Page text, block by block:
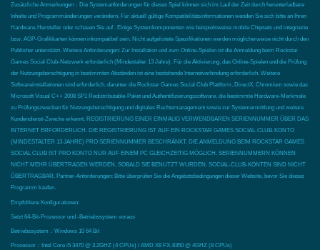
Zusätzliche Anmerkungen：Die Systemanforderungen für dieses Spiel können sich im Lauf der Zeit durch herunterladbare
Inhalte und Programmänderungen verändern. Für aktuell gültige Kompatibilitätsinformationen wenden Sie sich bitte an Ihren
Hardware-Hersteller oder schauen Sie auf . Einige Systemkomponenten wie beispielsweise mobile Chipsets und integrierte
bzw. AGP-Grafikkarten können inkompatibel sein. Nicht aufgelistete Spezifikationen werden möglicherweise nicht durch den
Publisher unterstützt. Weitere Anforderungen: Zur Installation und zum Online-Spielen ist die Anmeldung beim Rockstar
Games Social Club-Netzwerk erforderlich (Mindestalter 13 Jahre). Für die Aktivierung, das Online-Spielen und die Prüfung
der Nutzungsberechtigung in bestimmten Abständen ist eine bestehende Internetverbindung erforderlich. Weitere
Softwareinstallationen sind erforderlich, darunter die Rockstar Games Social Club Plattform, DirectX, Chromium sowie das
Microsoft Visual C++ 2008 SP1 Redistributable-Paket und Authentifizierungssoftware, die bestimmte Hardware-Merkmale
zu Prüfungszwecken für Nutzungsberechtigung und digitales Rechtemanagement sowie zur Systemermittlung und weitere
Kundendienst-Zwecke erkennt. REGISTRIERUNG EINER EINMALIG VERWENDBAREN SERIENNUMMER ÜBER DAS
INTERNET ERFORDERLICH. DIE REGISTRIERUNG IST AUF EIN ROCKSTAR GAMES SOCIAL-CLUB-KONTO
(MINDESTALTER 13 JAHRE) PRO SERIENNUMMER BESCHRÄNKT. DIE ANMELDUNG BEIM ROCKSTAR GAMES
SOCIAL CLUB IST PRO KONTO NUR AUF EINEM PC GLEICHZEITIG MÖGLICH. SERIENNUMMERN KÖNNEN
NICHT MEHR ÜBERTRAGEN WERDEN, SOBALD SIE BENUTZT WURDEN. SOCIAL-CLUB-KONTEN SIND NICHT
ÜBERTRAGBAR. Partner-Anforderungen: Bitte überprüfen Sie die Angebotsbedingungen dieser Website, bevor Sie dieses
Programm kaufen.
Empfohlene Konfigurationen:
Setzt 64-Bit-Prozessor und -Betriebssystem voraus
Betriebssystem：Windows 10 64 Bit
Prozessor：Intel Core i5 3470 @ 3.2GHZ (4 CPUs) / AMD X8 FX-8350 @ 4GHZ (8 CPUs)